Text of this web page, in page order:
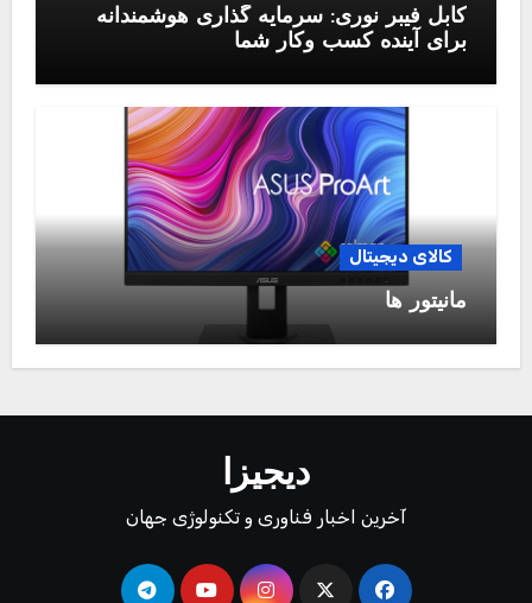
کابل فیبر نوری: سرمایه گذاری هوشمندانه
برای آینده کسب وکار شما
کالای دیجیتال
مانیتور ها
دیجیزا
آخرین اخبار فناوری و تکنولوژی جهان